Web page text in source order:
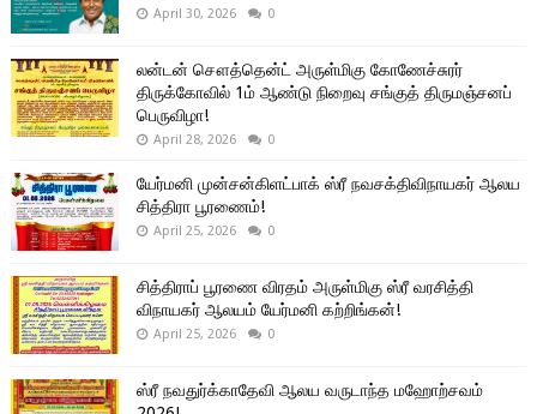
April 30, 2026 0
லன்டன் சௌத்தென்ட் அருள்மிகு கோணேச்சுரர்
திருக்கோவில் 1ம் ஆண்டு நிறைவு சங்குத் திருமஞ்சனப்
பெருவிழா!
April 28, 2026 0
யேர்மனி முன்சன்கிளட்பாக் ஸ்ரீ நவசக்திவிநாயகர் ஆலய
சித்திரா பூரணைம்!
April 25, 2026 0
சித்திராப் பூரணை விரதம் அருள்மிகு ஸ்ரீ வரசித்தி
விநாயகர் ஆலயம் யேர்மனி கற்றிங்கன்!
April 25, 2026 0
ஸ்ரீ நவதுர்க்காதேவி ஆலய வருடாந்த மஹோற்சவம்